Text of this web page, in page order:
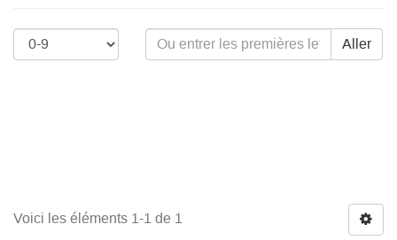
Aller
Voici les éléments 1-1 de 1